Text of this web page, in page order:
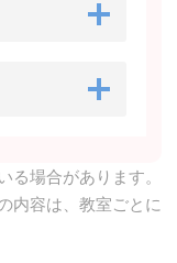
る場合があります。
内容は、教室ごとに